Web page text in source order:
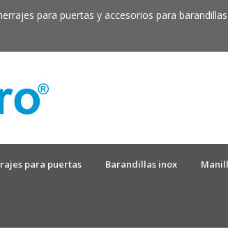
para puertas y accesorios para
para puertas Barandillas inox